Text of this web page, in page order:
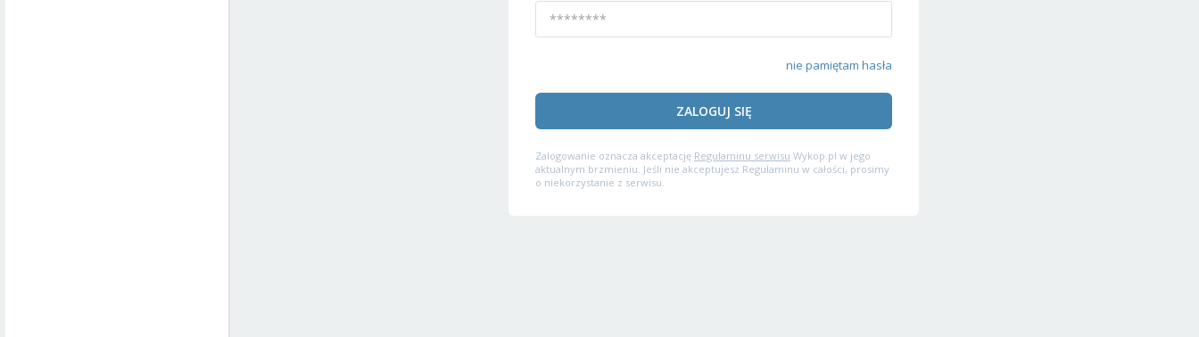
nie pamiętam hasła
ZALOGUJ SIĘ
Zalogowanie oznacza akceptację Regulaminu serwisu Wykop.pl w jego
aktualnym brzmieniu. Jeśli nie akceptujesz Regulaminu w całości, prosimy
o niekorzystanie z serwisu.